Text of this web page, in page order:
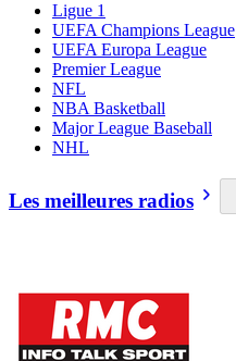
Ligue 1
UEFA Champions League
UEFA Europa League
Premier League
NFL
NBA Basketball
Major League Baseball
NHL
Les meilleures radios